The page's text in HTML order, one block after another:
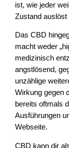
ist, wie jeder
Zustand
Das CBD
macht weder
medizinisch
angstlösend,
unzählige
Wirkung gegen
bereits oftmals
Ausführungen
Webseite.
CBD kann dir